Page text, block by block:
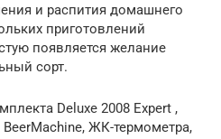
и распития домашнего
приготовлений
появляется желание
сорт.
Deluxe 2008 Expert ,
ЖК-термометра,